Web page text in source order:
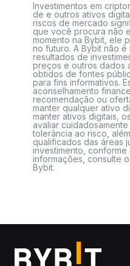
Investimentos em
de e outros ativos
riscos de mercado
que você procura não
momento na Bybit, ele
no futuro. A Bybit não
resultados de
preços e outros dados
obtidos de fontes
para fins informativos.
aconselhamento
recomendação ou
manter qualquer ativo
manter ativos digitais,
avaliar
tolerância ao risco,
qualificados das áreas
investimento, conforme
informações, consulte
Bybit.